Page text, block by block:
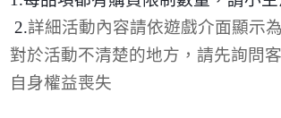
2.詳細活動內容請依遊戲介面顯示
對於活動不清楚的地方，請先詢問
自身權益喪失